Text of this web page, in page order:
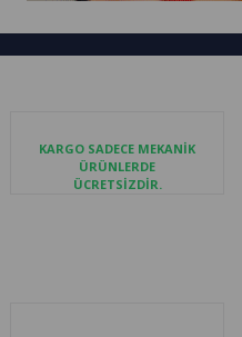
KARGO SADECE MEKANİK
ÜRÜNLERDE
ÜCRETSİZDİR.